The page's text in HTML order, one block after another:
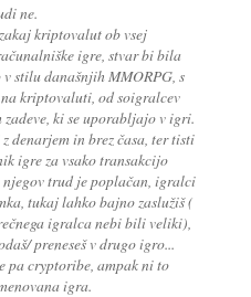
ne.
kriptovalut ob vsej
igre, stvar bi bila
stilu današnjih MMORPG, s
kriptovaluti, od soigralcev
ki se uporabljajo v igri.
denarjem in brez časa, ter tisti
igre za vsako transakcijo
njegov trud je poplačan, igralci
tukaj lahko bajno zaslužiš (
igralca nebi bili veliki),
preneseš v drugo igro...
pa cryptoribe, ampak ni to
igra.